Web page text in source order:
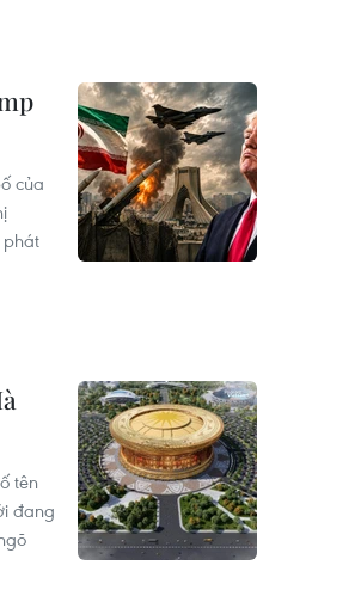
của
phát
tên
đang